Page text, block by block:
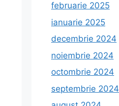
februarie 2025
ianuarie 2025
decembrie 2024
noiembrie 2024
octombrie 2024
septembrie 2024